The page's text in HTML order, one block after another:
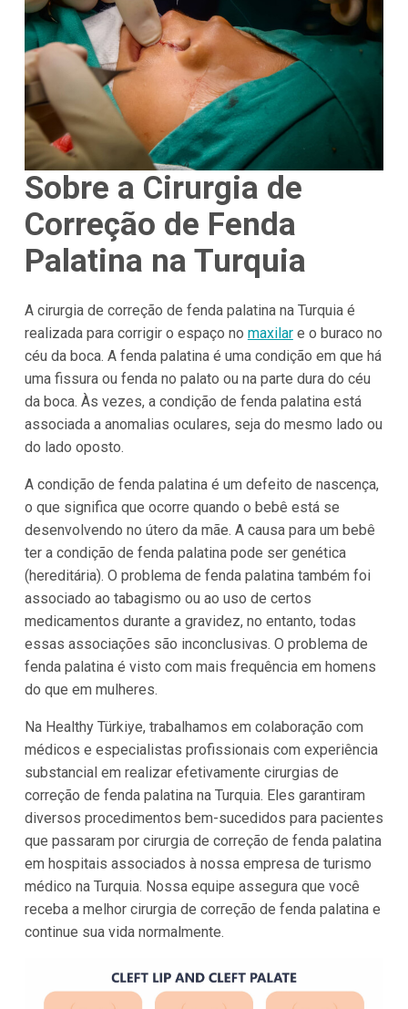
Sobre a Cirurgia de
Correção de Fenda
Palatina na Turquia
A cirurgia de correção de fenda palatina na Turquia é
realizada para corrigir o espaço no maxilare o buraco no
céu da boca. A fenda palatina é uma condição em que há
uma fissura ou fenda no palato ou na parte dura do céu
da boca. Às vezes, a condição de fenda palatina está
associada a anomalias oculares, seja do mesmo lado ou
do lado oposto.
A condição de fenda palatina é um defeito de nascença,
o que significa que ocorre quando o bebê está se
desenvolvendo no útero da mãe. A causa para um bebê
ter a condição de fenda palatina pode ser genética
(hereditária). O problema de fenda palatina também foi
associado ao tabagismo ou ao uso de certos
medicamentos durante a gravidez, no entanto, todas
essas associações são inconclusivas. O problema de
fenda palatina é visto com mais frequência em homens
do que em mulheres.
Na Healthy Türkiye, trabalhamos em colaboração com
médicos e especialistas profissionais com experiência
substancial em realizar efetivamente cirurgias de
correção de fenda palatina na Turquia. Eles garantiram
diversos procedimentos bem-sucedidos para pacientes
que passaram por cirurgia de correção de fenda palatina
em hospitais associados à nossa empresa de turismo
médico na Turquia. Nossa equipe assegura que você
receba a melhor cirurgia de correção de fenda palatina e
continue sua vida normalmente.